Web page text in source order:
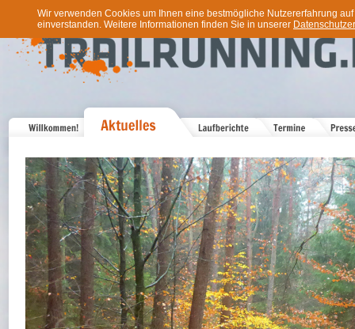
Wir verwenden Cookies um Ihnen eine bestmögliche Nutzererfahrung
einverstanden. Weitere Informationen finden Sie in unserer